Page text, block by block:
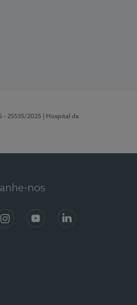
- 25535/2025
| Hospital da
nos